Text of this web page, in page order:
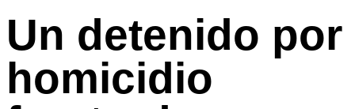
Un detenido por
homicidio